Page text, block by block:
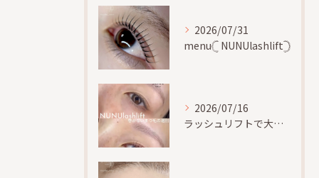
2026/07/31
menu𓊆 NUNUlashlift𓊇
2026/07/16
ラッシュリフトで大切な事、